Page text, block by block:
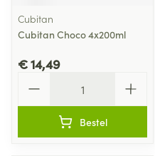
Cubitan
Cubitan Choco 4x200ml
€ 14,49
Bestel